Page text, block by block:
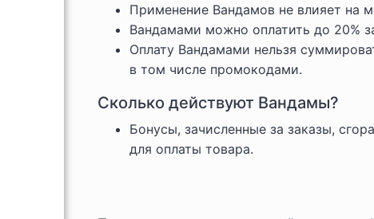
Применение Вандамов не влияет на
Вандамами можно оплатить до 20%
Оплату Вандамами нельзя
в том числе промокодами.
Сколько действуют Вандамы?
Бонусы, зачисленные за заказы,
для оплаты товара.